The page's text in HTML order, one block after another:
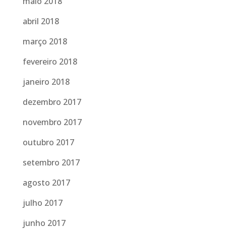
abril 2018
março 2018
fevereiro 2018
janeiro 2018
dezembro 2017
novembro 2017
outubro 2017
setembro 2017
agosto 2017
julho 2017
junho 2017